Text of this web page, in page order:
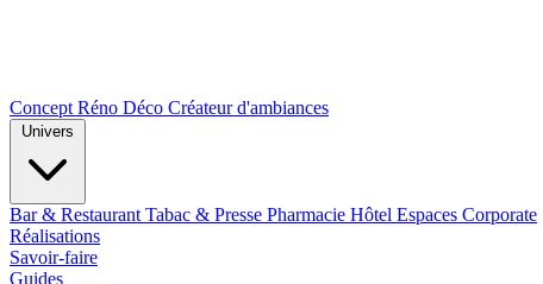
Concept Réno Déco Créateur d'ambiances
Bar & Restaurant Tabac & Presse Pharmacie Hôtel Espaces Corporate
Réalisations
Savoir-faire
Guides